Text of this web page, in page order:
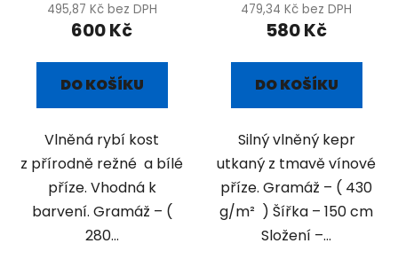
495,87 Kč bez DPH
600 Kč
DO KOŠÍKU
Vlněná rybí kost
z přírodně režné a bílé
příze. Vhodná k
barvení. Gramáž – (
280...
479,34 Kč bez DPH
580 Kč
DO KOŠÍKU
Silný vlněný kepr
utkaný z tmavě vínové
příze. Gramáž – ( 430
g/m² ) Šířka – 150 cm
Složení –...